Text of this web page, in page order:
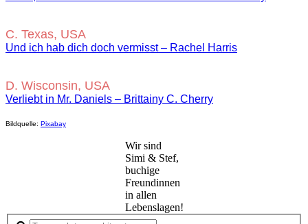
C. Texas, USA
Und ich hab dich doch vermisst – Rachel Harris
D. Wisconsin, USA
Verliebt in Mr. Daniels – Brittainy C. Cherry
Bildquelle: Pixabay
Wir sind
Simi & Stef,
buchige
Freundinnen
in allen
Lebenslagen!